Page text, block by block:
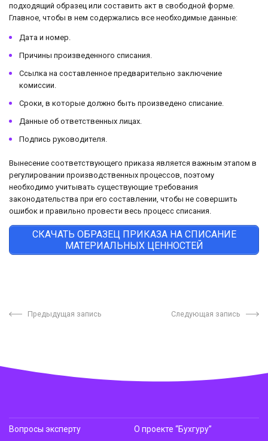
подходящий образец или составить акт в свободной форме.
Главное, чтобы в нем содержались все необходимые данные:
Дата и номер.
Причины произведенного списания.
Ссылка на составленное предварительно заключение
комиссии.
Сроки, в которые должно быть произведено списание.
Данные об ответственных лицах.
Подпись руководителя.
Вынесение соответствующего приказа является важным этапом в
регулировании производственных процессов, поэтому
необходимо учитывать существующие требования
законодательства при его составлении, чтобы не совершить
ошибок и правильно провести весь процесс списания.
СКАЧАТЬ ОБРАЗЕЦ ПРИКАЗА НА СПИСАНИЕ
МАТЕРИАЛЬНЫХ ЦЕННОСТЕЙ
Предыдущая запись Следующая запись
Вопросы эксперту
О проекте “Бухгуру”